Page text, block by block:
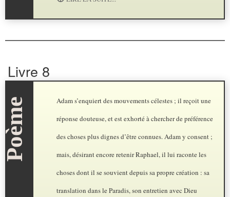
Livre 8
Adam s’enquiert des mouvements célestes ; il reçoit une
réponse douteuse, et est exhorté à chercher de préférence
des choses plus dignes d’être connues. Adam y consent ;
mais, désirant encore retenir Raphael, il lui raconte les
choses dont il se souvient depuis sa propre création : sa
translation dans le Paradis, son entretien avec Dieu